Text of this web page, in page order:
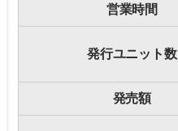
営業時間
発行ユニット数
発売額